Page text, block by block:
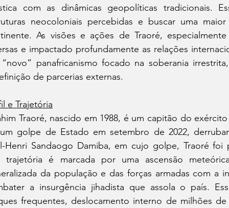
com as dinâmicas geopolíticas tradicionais.
neocoloniais percebidas e buscar uma
As visões e ações de Traoré,
e impactado profundamente as relações
panafricanismo focado na soberania
de parcerias externas.
e Trajetória
Traoré, nascido em 1988, é um capitão do
golpe de Estado em setembro de 2022,
Henri Sandaogo Damiba, em cujo golpe, Traoré
trajetória é marcada por uma ascensão
da população e das forças armadas com a
a insurgência jihadista que assola o país.
frequentes, deslocamento interno de milhões